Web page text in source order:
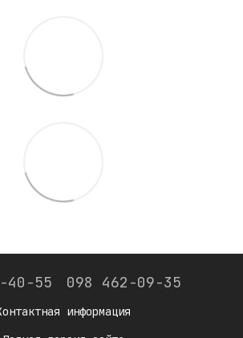
40-55 098 462-09-35
информация